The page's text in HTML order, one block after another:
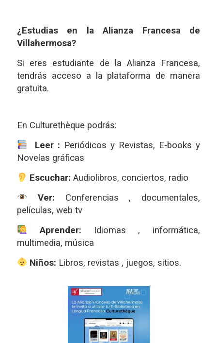
¿Estudias en la Alianza Francesa de
Villahermosa?
Si eres estudiante de la Alianza Francesa,
tendrás acceso a la plataforma de manera
gratuita.
En Culturethèque podrás:
Leer : Periódicos y Revistas, E-books y
Novelas gráficas
Escuchar: Audiolibros, conciertos, radio
Ver: Conferencias , documentales,
películas, web tv
Aprender: Idiomas , informática,
multimedia, música
Niños: Libros, revistas , juegos, sitios.